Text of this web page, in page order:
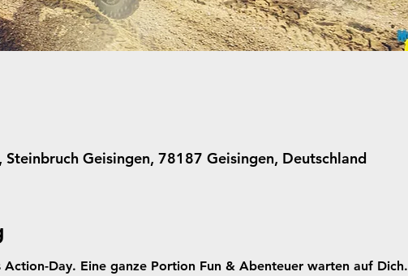
Geisingen, 78187 Geisingen, Deutschland
Day. Eine ganze Portion Fun & Abenteuer warten auf Dich.